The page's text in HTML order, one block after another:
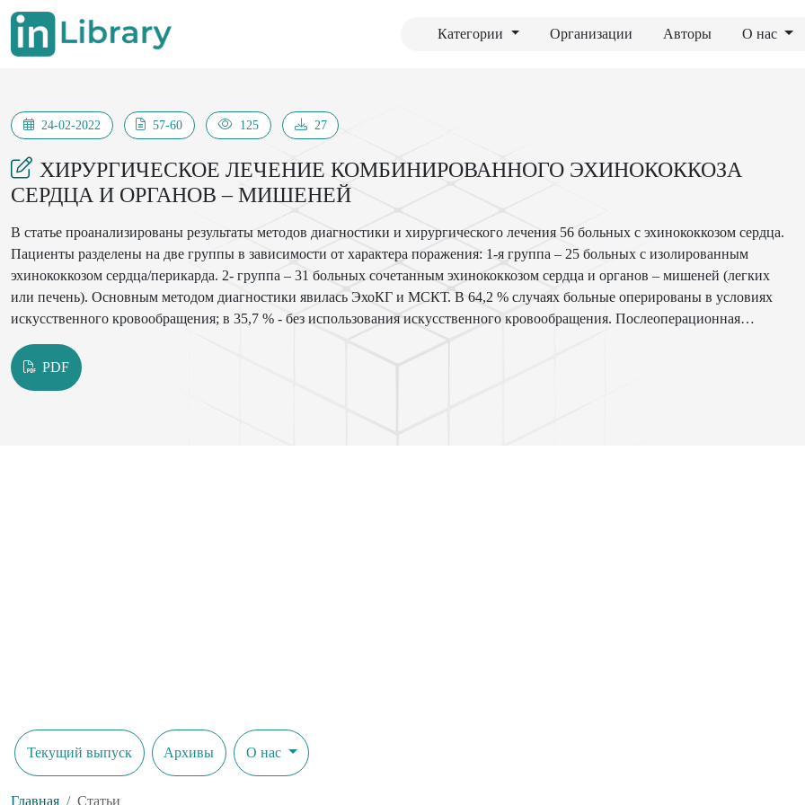
Категории Организации Авторы О нас
24-02-2022 57-60 125 27
ХИРУРГИЧЕСКОЕ ЛЕЧЕНИЕ КОМБИНИРОВАННОГО ЭХИНОКОККОЗА
СЕРДЦА И ОРГАНОВ – МИШЕНЕЙ
В статье проанализированы результаты методов диагностики и хирургического лечения 56 больных с эхинококкозом сердца.
Пациенты разделены на две группы в зависимости от характера поражения: 1-я группа – 25 больных с изолированным
эхинококкозом сердца/перикарда. 2- группа – 31 больных сочетанным эхинококкозом сердца и органов – мишеней (легких
или печень). Основным методом диагностики явилась ЭхоКГ и МСКТ. В 64,2 % случаях больные оперированы в условиях
искусственного кровообращения; в 35,7 % - без использования искусственного кровообращения. Послеоперационная
осложнений часто наблюдалось нарушения ритма.
PDF
Текущий выпуск Архивы О нас
Главная Статьи